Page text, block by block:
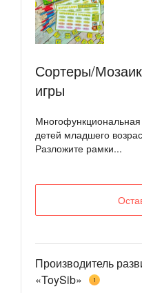
Сортеры/
игры
детей младшего
Разложите рамки...
Производитель
«ToySib»
1